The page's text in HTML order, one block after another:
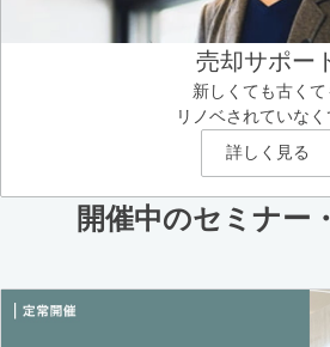
売却サポー
新しくても古くて
リノベされていなく
詳しく見る
開催中のセミナー